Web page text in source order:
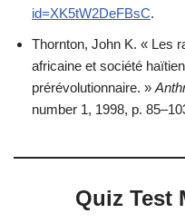
id=XK5tW2DeFBsC.
Thornton, John K. « Les
africaine et société
prérévolutionnaire. »
number 1, 1998, p.
Quiz Test